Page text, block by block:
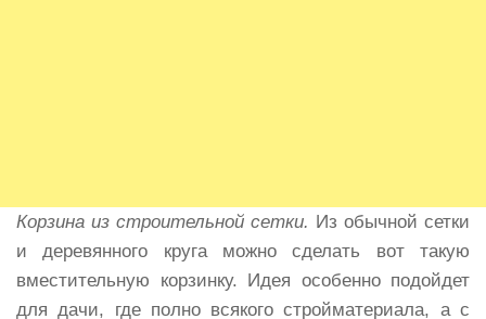
Корзина из строительной сетки. Из обычной сетки
и деревянного круга можно сделать вот такую
вместительную корзинку. Идея особенно подойдет
для дачи, где полно всякого стройматериала, а с